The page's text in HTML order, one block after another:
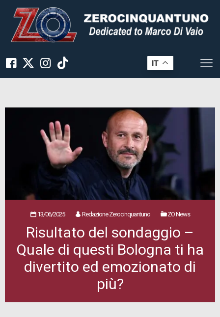
IT
13/06/2025 Redazione Zerocinquantuno ZO News
Risultato del sondaggio –
Quale di questi Bologna ti ha
divertito ed emozionato di
più?